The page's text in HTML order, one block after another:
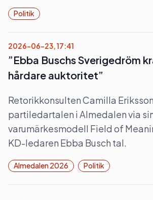
Politik
2026-06-23, 17:41
”Ebba Buschs Sverigedröm
hårdare auktoritet”
Retorikkonsulten Camilla
partiledartalen i Almedalen via
varumärkesmodell Field of
KD-ledaren Ebba Busch tal.
Almedalen 2026 Politik